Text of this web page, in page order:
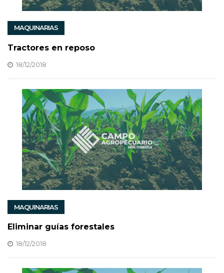
MAQUINARIAS
Tractores en reposo
18/12/2018
MAQUINARIAS
Eliminar guías forestales
18/12/2018